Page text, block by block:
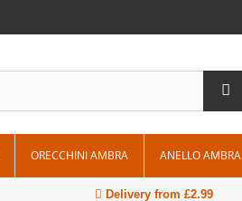
ORECCHINI AMBRA ANELLO AMBRA
Delivery from £2.99